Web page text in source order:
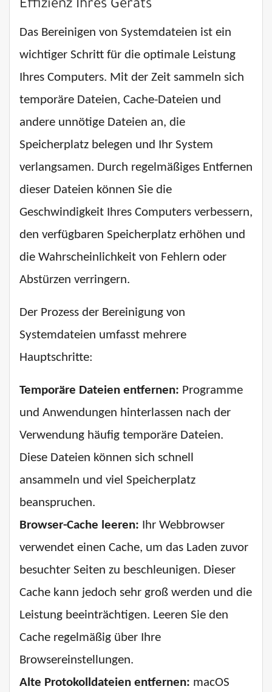
Effizienz Ihres Geräts
Das Bereinigen von Systemdateien ist ein
wichtiger Schritt für die optimale Leistung
Ihres Computers. Mit der Zeit sammeln sich
temporäre Dateien, Cache-Dateien und
andere unnötige Dateien an, die
Speicherplatz belegen und Ihr System
verlangsamen. Durch regelmäßiges Entfernen
dieser Dateien können Sie die
Geschwindigkeit Ihres Computers verbessern,
den verfügbaren Speicherplatz erhöhen und
die Wahrscheinlichkeit von Fehlern oder
Abstürzen verringern.
Der Prozess der Bereinigung von
Systemdateien umfasst mehrere
Hauptschritte:
Temporäre Dateien entfernen: Programme
und Anwendungen hinterlassen nach der
Verwendung häufig temporäre Dateien.
Diese Dateien können sich schnell
ansammeln und viel Speicherplatz
beanspruchen.
Browser-Cache leeren: Ihr Webbrowser
verwendet einen Cache, um das Laden zuvor
besuchter Seiten zu beschleunigen. Dieser
Cache kann jedoch sehr groß werden und die
Leistung beeinträchtigen. Leeren Sie den
Cache regelmäßig über Ihre
Browsereinstellungen.
Alte Protokolldateien entfernen: macOS